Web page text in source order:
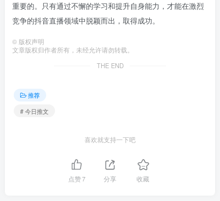
重要的。只有通过不懈的学习和提升自身能力，才能在激烈
竞争的抖音直播领域中脱颖而出，取得成功。
© 版权声明
文章版权归作者所有，未经允许请勿转载。
THE END
推荐
# 今日推文
喜欢就支持一下吧
点赞7 分享 收藏